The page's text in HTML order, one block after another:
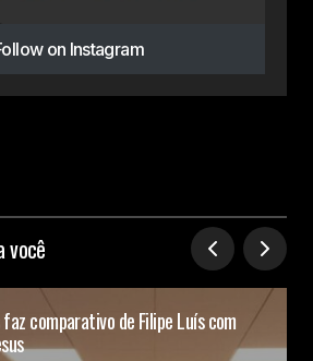
on Instagram
você
comparativo de Filipe Luís com